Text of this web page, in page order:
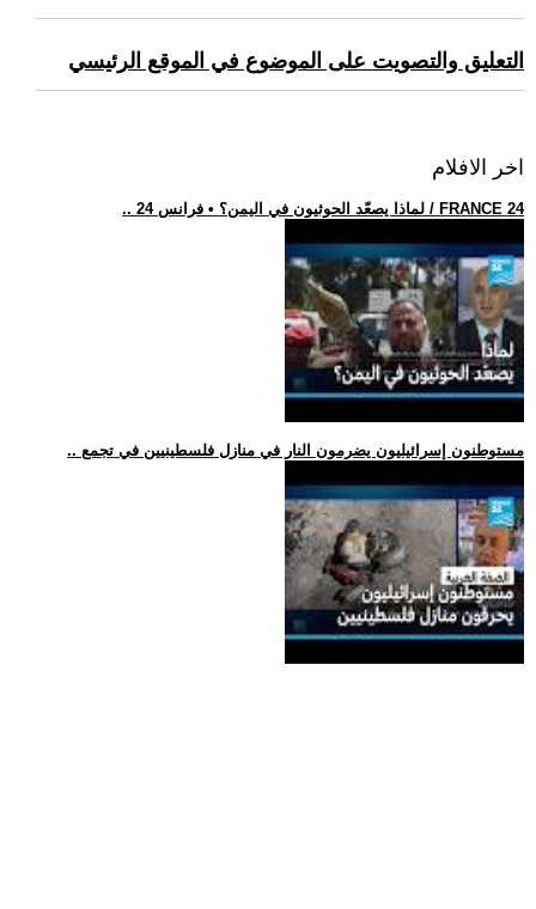
التعليق والتصويت على الموضوع في الموقع الرئيسي
اخر الافلام
.. لماذا يصعّد الحوثيون في اليمن؟ • فرانس 24 / FRANCE 24
.. مستوطنون إسرائيليون يضرمون النار في منازل فلسطينيين في تجمع